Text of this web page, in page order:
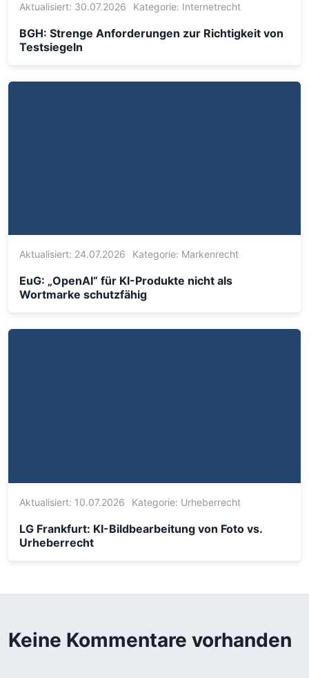
Aktualisiert: 30.07.2026 Kategorie: Internetrecht
BGH: Strenge Anforderungen zur Richtigkeit von
Testsiegeln
Aktualisiert: 24.07.2026 Kategorie: Markenrecht
EuG: „OpenAI“ für KI-Produkte nicht als
Wortmarke schutzfähig
Aktualisiert: 10.07.2026 Kategorie: Urheberrecht
LG Frankfurt: KI-Bildbearbeitung von Foto vs.
Urheberrecht
Keine Kommentare vorhanden